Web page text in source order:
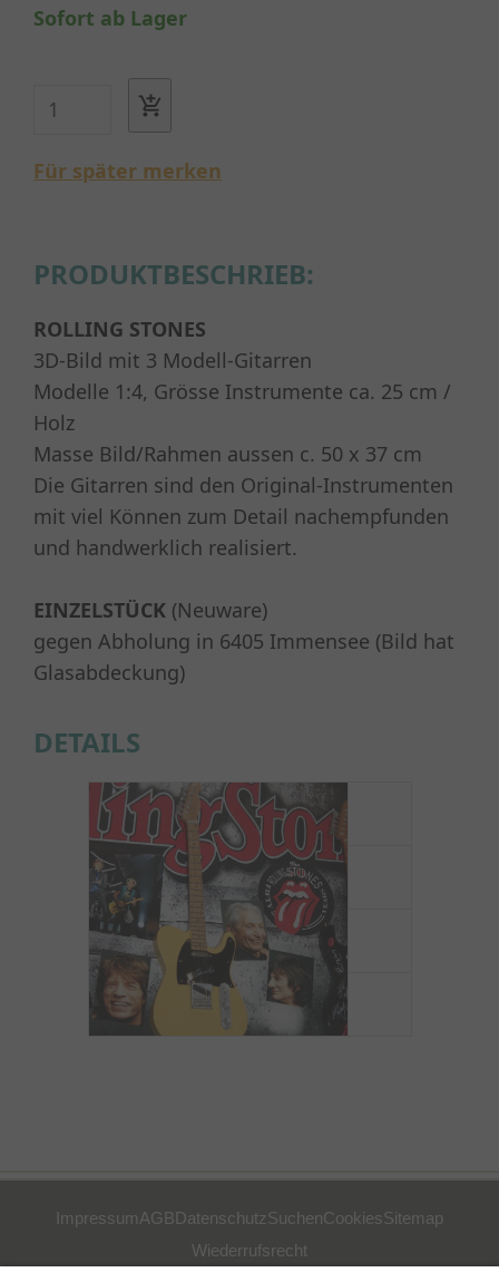
Sofort ab Lager
Für später merken
PRODUKTBESCHRIEB:
ROLLING STONES
3D-Bild mit 3 Modell-Gitarren
Modelle 1:4, Grösse Instrumente ca. 25 cm /
Holz
Masse Bild/Rahmen aussen c. 50 x 37 cm
Die Gitarren sind den Original-Instrumenten
mit viel Können zum Detail nachempfunden
und handwerklich realisiert.
EINZELSTÜCK (Neuware)
gegen Abholung in 6405 Immensee (Bild hat
Glasabdeckung)
DETAILS
ImpressumAGBDatenschutzSuchenCookiesSitemap
Wiederrufsrecht